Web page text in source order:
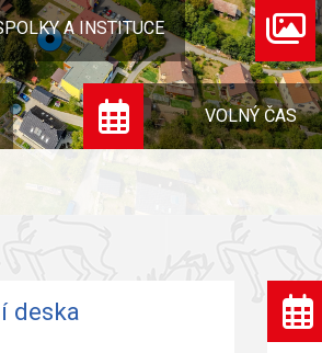
A INSTITUCE
VOLNÝ ČAS
deska